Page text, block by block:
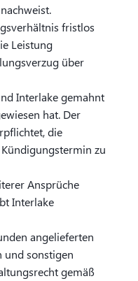
fristlos
Leistung
über
Interlake gemahnt
hat. Der
die
zu
Ansprüche
Interlake
angelieferten
und sonstigen
gemäß